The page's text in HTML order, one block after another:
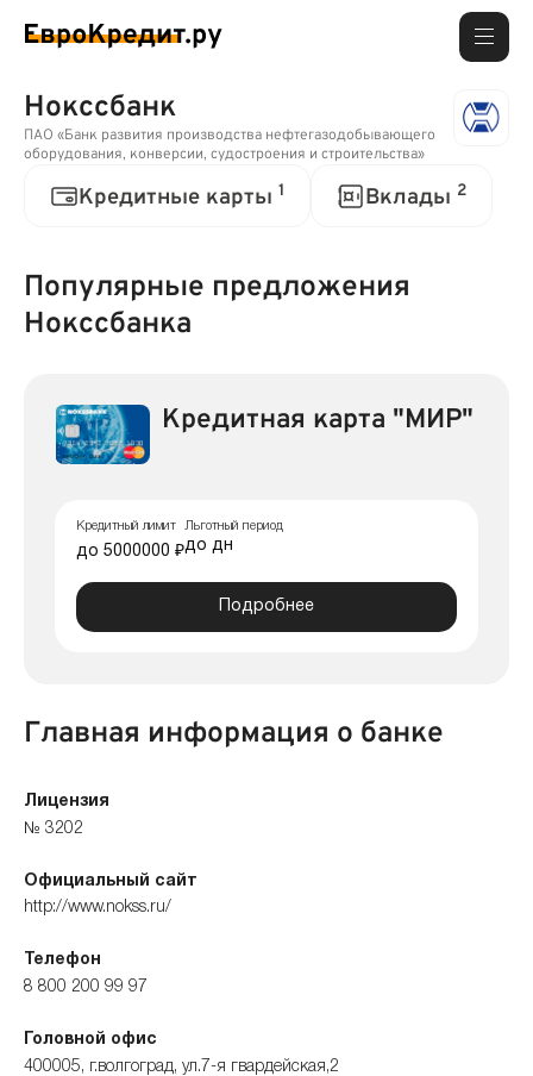
Нокссбанк
ПАО «Банк развития производства нефтегазодобывающего
оборудования, конверсии, судостроения и строительства»
Кредитные карты 1 Вклады 2
Популярные предложения
Нокссбанка
Кредитная карта "МИР"
Кредитный лимит
до 5000000 ₽
Льготный период
до дн
Подробнее
Главная информация о банке
Лицензия
№ 3202
Официальный сайт
http://www.nokss.ru/
Телефон
8 800 200 99 97
Головной офис
400005, г.волгоград, ул.7-я гвардейская,2